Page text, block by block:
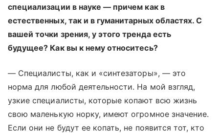
специализации в науке — причем как в
естественных, так и в гуманитарных областях. С
вашей точки зрения, у этого тренда есть
будущее? Как вы к нему относитесь?
— Специалисты, как и «синтезаторы», — это
норма для любой деятельности. На мой взгляд,
узкие специалисты, которые копают всю жизнь
свою маленькую норку, имеют огромное значение.
Если они не будут ее копать, не появится тот, кто